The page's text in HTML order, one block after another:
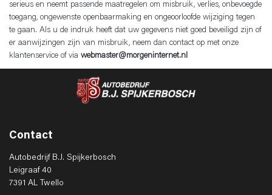
serieus en neemt passende maatregelen om misbruik, verlies, onbevoegde
toegang, ongewenste openbaarmaking en ongeoorloofde wijziging tegen
te gaan. Als u de indruk heeft dat uw gegevens niet goed beveiligd zijn of
er aanwijzingen zijn van misbruik, neem dan contact op met onze
klantenservice of via webmaster@morgeninternet.nl
Contact
Autobedrijf B.J. Spijkerbosch
Leigraaf 40
7391 AL Twello